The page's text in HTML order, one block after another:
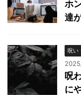
ホ
達
呪い
呪
に